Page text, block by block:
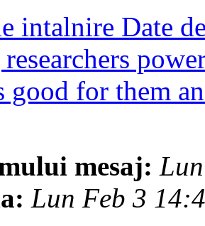
intalnire Date
good for them
mesaj:
Lun Feb 3